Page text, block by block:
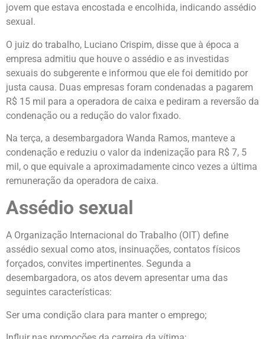
jovem que estava encostada e encolhida, indicando assédio
sexual.
O juiz do trabalho, Luciano Crispim, disse que à época a
empresa admitiu que houve o assédio e as investidas
sexuais do subgerente e informou que ele foi demitido por
justa causa. Duas empresas foram condenadas a pagarem
R$ 15 mil para a operadora de caixa e pediram a reversão da
condenação ou a redução do valor fixado.
Na terça, a desembargadora Wanda Ramos, manteve a
condenação e reduziu o valor da indenização para R$ 7, 5
mil, o que equivale a aproximadamente cinco vezes a última
remuneração da operadora de caixa.
Assédio sexual
A Organização Internacional do Trabalho (OIT) define
assédio sexual como atos, insinuações, contatos físicos
forçados, convites impertinentes. Segunda a
desembargadora, os atos devem apresentar uma das
seguintes características:
Ser uma condição clara para manter o emprego;